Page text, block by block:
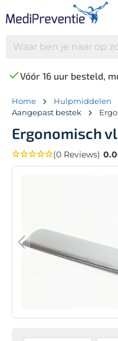
Vóór 16 uur besteld,
Home Hulpmiddelen
Aangepast bestek
Ergonomisch
(0 Reviews)